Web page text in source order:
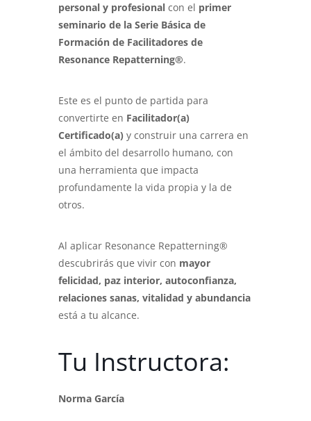
personal y profesional con el primer
seminario de la Serie Básica de
Formación de Facilitadores de
Resonance Repatterning®.
Este es el punto de partida para
convertirte en Facilitador(a)
Certificado(a) y construir una carrera en
el ámbito del desarrollo humano, con
una herramienta que impacta
profundamente la vida propia y la de
otros.
Al aplicar Resonance Repatterning®
descubrirás que vivir con mayor
felicidad, paz interior, autoconfianza,
relaciones sanas, vitalidad y abundancia
está a tu alcance.
Tu Instructora:
Norma García